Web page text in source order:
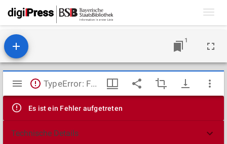
1
Mirador
Viewer
TypeError: Failed to fetch
Es ist ein Fehler aufgetreten
Technische Details